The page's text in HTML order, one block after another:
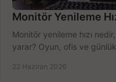
Monitör Yenileme
Monitör yenileme hızı
yarar? Oyun, ofis ve
22 Haziran 2026